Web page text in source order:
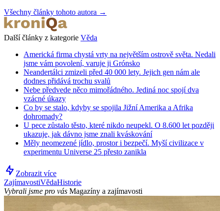
Všechny články tohoto autora →
Další články z kategorie Věda
Americká firma chystá vrty na největším ostrově světa. Nedali
jsme vám povolení, varuje ji Grónsko
Neandertálci zmizeli před 40 000 lety. Jejich gen nám ale
dodnes přidává trochu svalů
Nebe předvede něco mimořádného. Jediná noc spojí dva
vzácné úkazy
Co by se stalo, kdyby se spojila Jižní Amerika a Afrika
dohromady?
U pece zůstalo těsto, které nikdo neupekl. O 8.600 let později
ukazuje, jak dávno jsme znali kváskování
Měly neomezené jídlo, prostor i bezpečí. Myší civilizace v
experimentu Universe 25 přesto zanikla
Zobrazit více
ZajímavostiVědaHistorie
Vybrali jsme pro vás Magazíny a zajímavosti